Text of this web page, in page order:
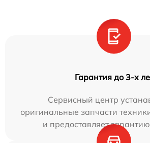
Гарантия до 3-х
Сервисный центр
оригинальные запчасти
и предоставляет